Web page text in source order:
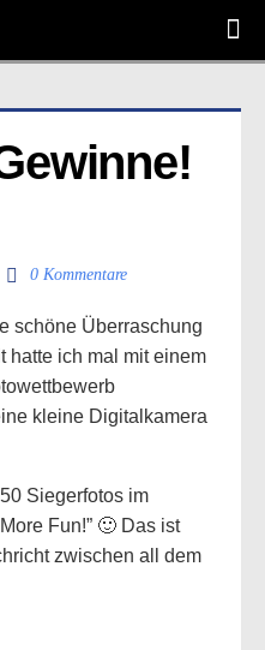
0 Kommentare
schöne Überraschung
hatte ich mal mit einem
kleine Digitalkamera
Siegerfotos im
Fun!” 🙂 Das ist
zwischen all dem